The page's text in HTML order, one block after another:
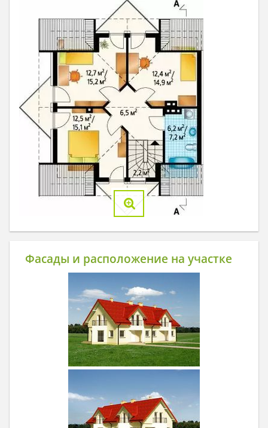
Фасады и расположение на участке